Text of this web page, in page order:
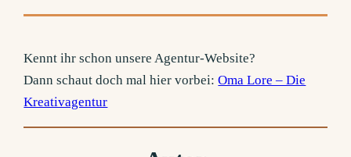
Kennt ihr schon unsere Agentur-Website?
Dann schaut doch mal hier vorbei:Oma Lore – Die
Kreativagentur